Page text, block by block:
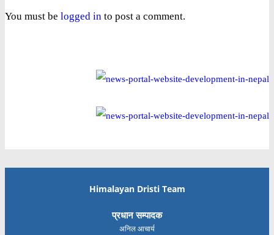
You must be logged in to post a comment.
Himalayan Dristi Team
प्रधान सम्पादक
अनिल आचार्य